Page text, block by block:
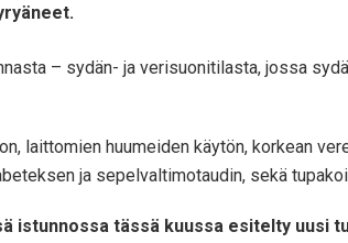
– sydän- ja verisuonitilasta, jossa
laittomien huumeiden käytön, korkean
ja sepelvaltimotaudin, sekä
istunnossa tässä kuussa esitelty uusi